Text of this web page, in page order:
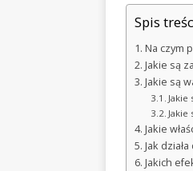
Spis
Na czym
Jakie są
Jakie są
Jakie
Jak
Jakich